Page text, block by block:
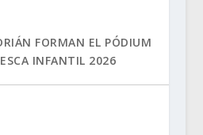
FORMAN EL PÓDIUM
INFANTIL 2026